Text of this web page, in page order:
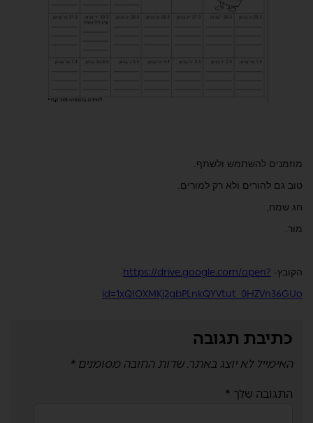
מוזמנים להשתמש ולשתף.
טוב גם להורים ולא רק למורים.
חג שמח,
מור.
הקובץ- https://drive.google.com/open?
id=1xQIOXMKj2gbPLnkQYVtut_0HZVn36GUo
כתיבת תגובה
האימייל לא יוצג באתר. שדות החובה מסומנים*
התגובה שלך *